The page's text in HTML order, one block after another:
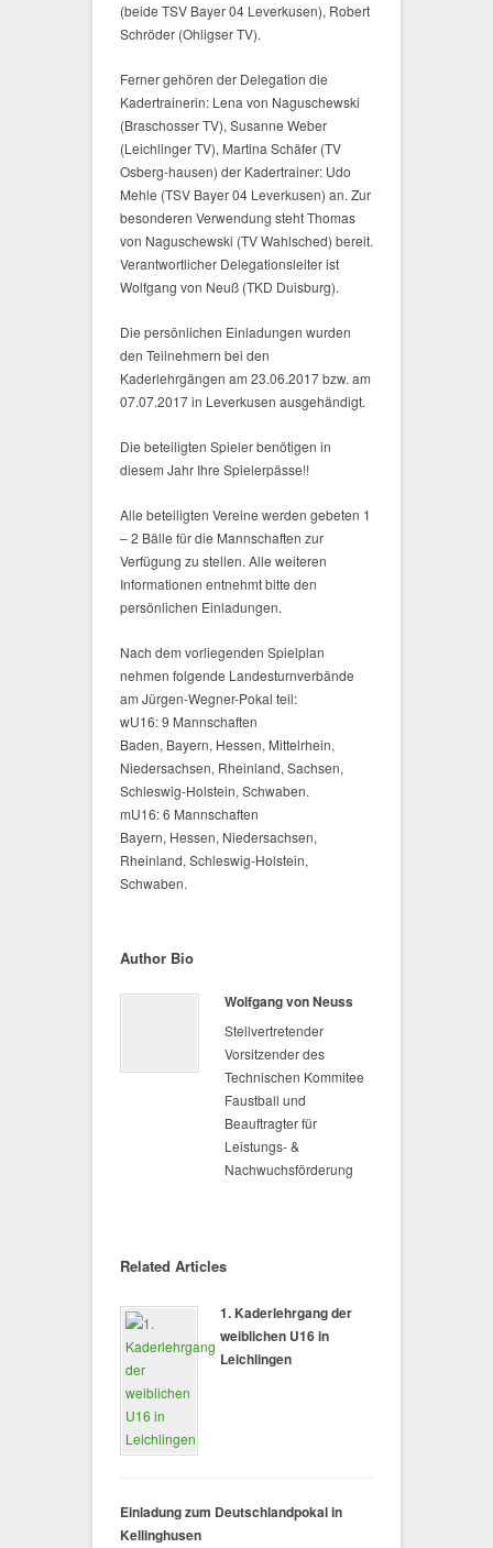
(beide TSV Bayer 04 Leverkusen), Robert
Schröder (Ohligser TV).
Ferner gehören der Delegation die
Kadertrainerin: Lena von Naguschewski
(Braschosser TV), Susanne Weber
(Leichlinger TV), Martina Schäfer (TV
Osberg-hausen) der Kadertrainer: Udo
Mehle (TSV Bayer 04 Leverkusen) an. Zur
besonderen Verwendung steht Thomas
von Naguschewski (TV Wahlsched) bereit.
Verantwortlicher Delegationsleiter ist
Wolfgang von Neuß (TKD Duisburg).
Die persönlichen Einladungen wurden
den Teilnehmern bei den
Kaderlehrgängen am 23.06.2017 bzw. am
07.07.2017 in Leverkusen ausgehändigt.
Die beteiligten Spieler benötigen in
diesem Jahr Ihre Spielerpässe!!
Alle beteiligten Vereine werden gebeten 1
– 2 Bälle für die Mannschaften zur
Verfügung zu stellen. Alle weiteren
Informationen entnehmt bitte den
persönlichen Einladungen.
Nach dem vorliegenden Spielplan
nehmen folgende Landesturnverbände
am Jürgen-Wegner-Pokal teil:
wU16: 9 Mannschaften
Baden, Bayern, Hessen, Mittelrhein,
Niedersachsen, Rheinland, Sachsen,
Schleswig-Holstein, Schwaben.
mU16: 6 Mannschaften
Bayern, Hessen, Niedersachsen,
Rheinland, Schleswig-Holstein,
Schwaben.
Author Bio
Wolfgang von Neuss
Stellvertretender
Vorsitzender des
Technischen Kommitee
Faustball und
Beauftragter für
Leistungs- &
Nachwuchsförderung
Related Articles
1. Kaderlehrgang der
weiblichen U16 in
Leichlingen
Einladung zum Deutschlandpokal in
Kellinghusen